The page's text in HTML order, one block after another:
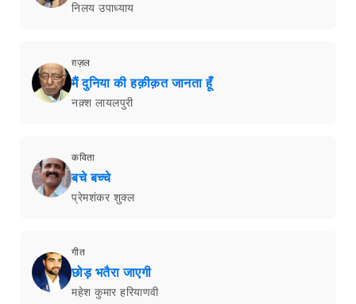
निलय उपाध्याय
ग़ज़ल
मैं दुनिया की हक़ीक़त जानता हूँ
नक़्श लायलपुरी
कविता
बचे बच्चे
प्रेमशंकर शुक्ल
गीत
छोड़ भतैरा जाएगी
महेश कुमार हरियाणवी